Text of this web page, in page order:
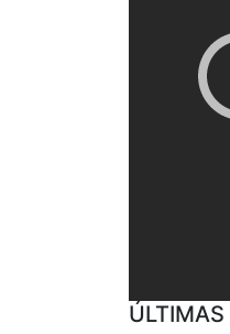
ÚLTIMAS